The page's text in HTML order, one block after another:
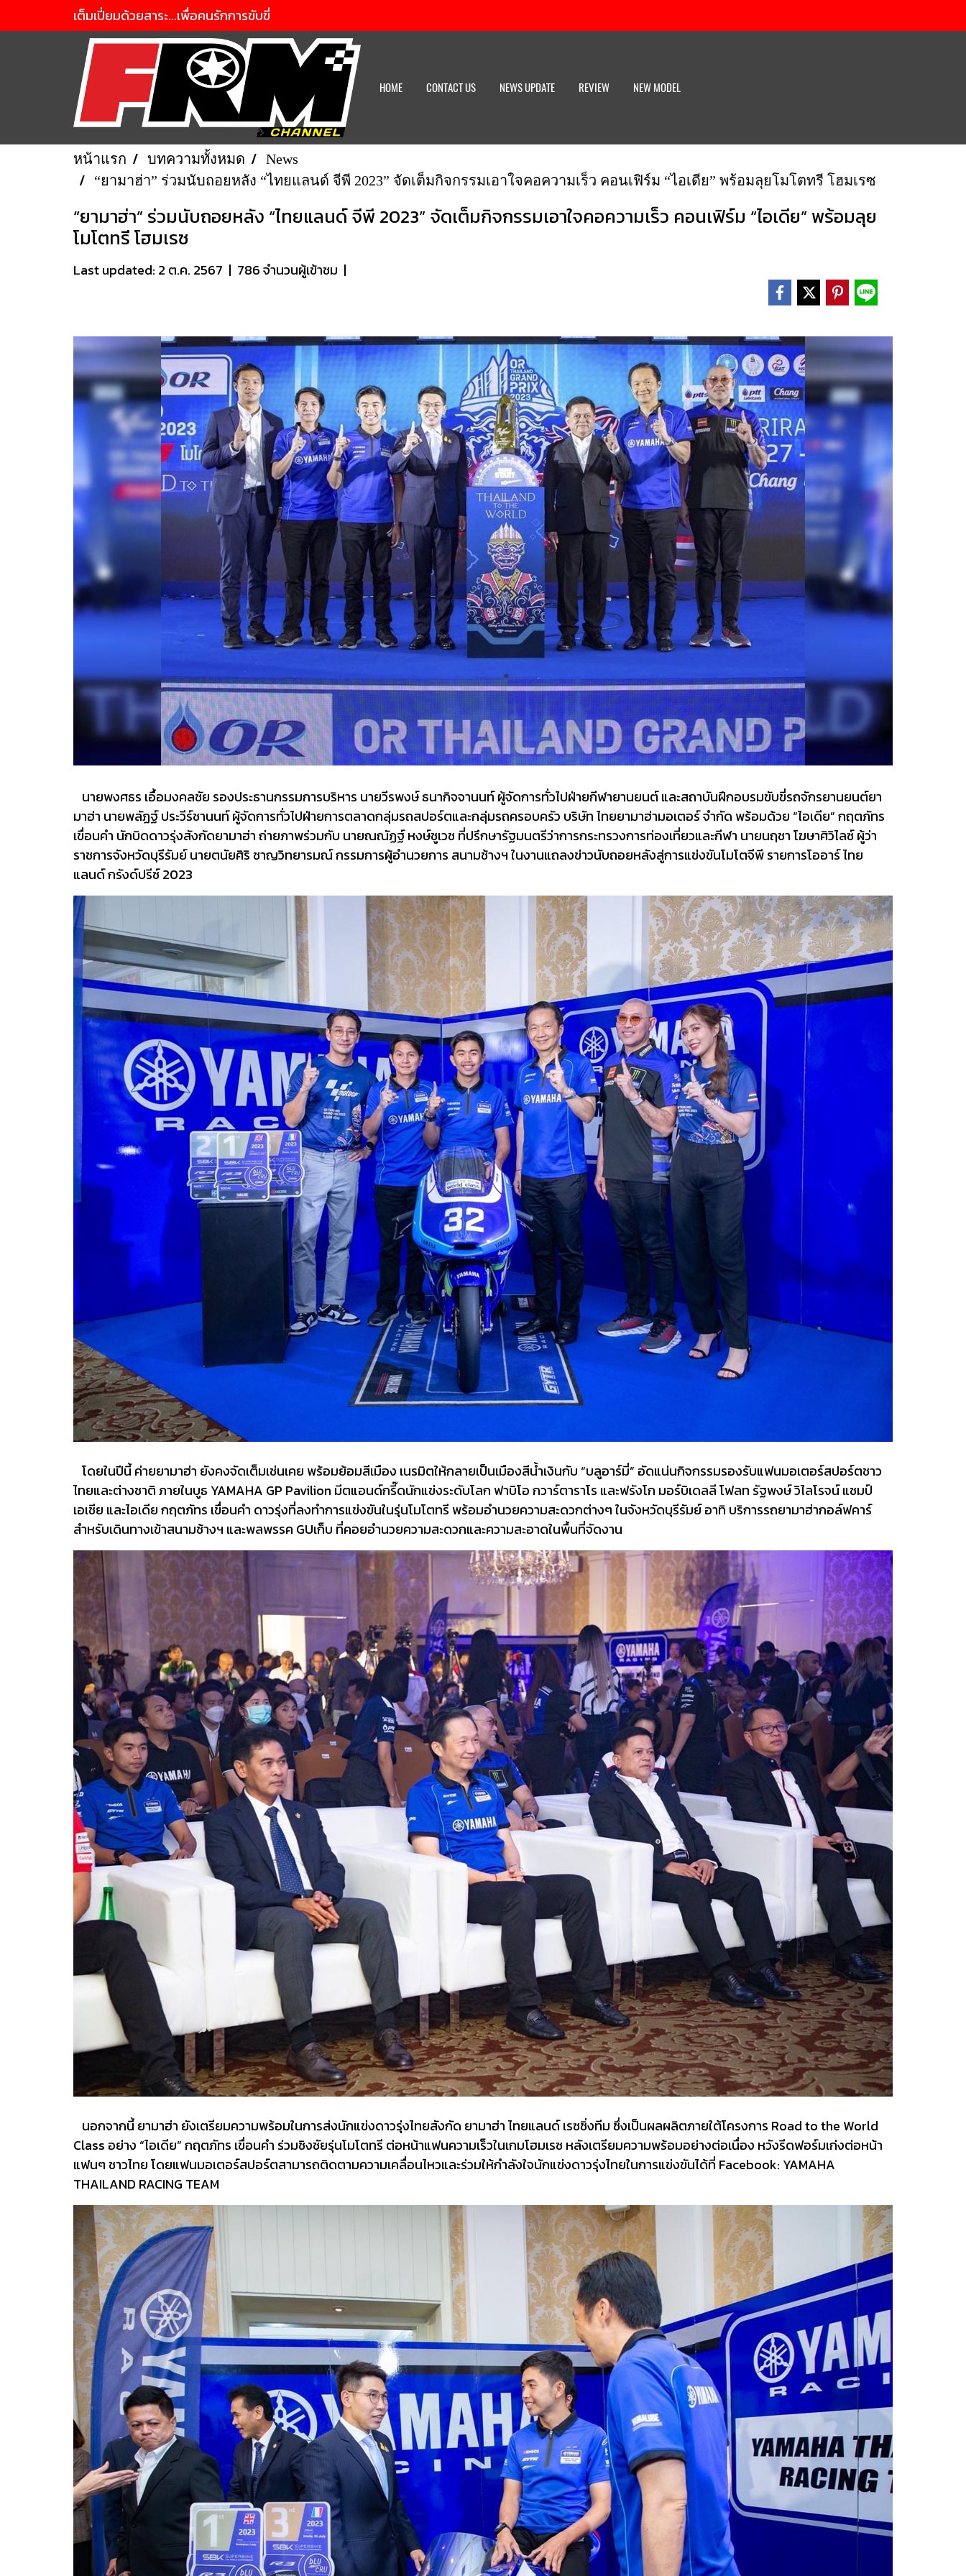
เต็มเปี่ยมด้วยสาระ...เพื่อคนรักการขับขี่
HOME CONTACT US NEWS UPDATE REVIEW NEW MODEL
หน้าแรก บทความทั้งหมด
News
“ยามาฮ่า” ร่วมนับถอยหลัง “ไทยแลนด์ จีพี 2023” จัดเต็มกิจกรรมเอาใจคอความเร็ว คอนเฟิร์ม “ไอเดีย” พร้อมลุยโมโตทรี โฮมเรซ
“ยามาฮ่า” ร่วมนับถอยหลัง “ไทยแลนด์ จีพี 2023” จัดเต็มกิจกรรมเอาใจคอความเร็ว คอนเฟิร์ม “ไอเดีย” พร้อมลุย
โมโตทรี โฮมเรซ
Last updated: 2 ต.ค. 2567 | 786 จำนวนผู้เข้าชม |
นายพงศธร เอื้อมงคลชัย รองประธานกรรมการบริหาร นายวีรพงษ์ ธนากิจจานนท์ ผู้จัดการทั่วไปฝ่ายกีฬายานยนต์ และสถาบันฝึกอบรมขับขี่รถจักรยานยนต์ยา
มาฮ่า นายพลัฏฐ์ ประวีร์ชานนท์ ผู้จัดการทั่วไปฝ่ายการตลาดกลุ่มรถสปอร์ตและกลุ่มรถครอบครัว บริษัท ไทยยามาฮ่ามอเตอร์ จำกัด พร้อมด้วย “ไอเดีย” กฤตภัทร
เขื่อนคำ นักบิดดาวรุ่งสังกัดยามาฮ่า ถ่ายภาพร่วมกับ นายณณัฏฐ์ หงษ์ชูเวช ที่ปรึกษารัฐมนตรีว่าการกระทรวงการท่องเที่ยวและกีฬา นายนฤชา โฆษาศิวิไลซ์ ผู้ว่า
ราชการจังหวัดบุรีรัมย์ นายตนัยศิริ ชาญวิทยารมณ์ กรรมการผู้อำนวยการ สนามช้างฯ ในงานแถลงข่าวนับถอยหลังสู่การแข่งขันโมโตจีพี รายการโออาร์ ไทย
แลนด์ กรังด์ปรีซ์ 2023
โดยในปีนี้ ค่ายยามาฮ่า ยังคงจัดเต็มเช่นเคย พร้อมย้อมสีเมือง เนรมิตให้กลายเป็นเมืองสีน้ำเงินกับ “บลูอาร์มี่” อัดแน่นกิจกรรมรองรับแฟนมอเตอร์สปอร์ตชาว
ไทยและต่างชาติ ภายในบูธ YAMAHA GP Pavilion มีตแอนด์กรี๊ดนักแข่งระดับโลก ฟาบิโอ กวาร์ตาราโร และฟรังโก มอร์บิเดลลี โฟลท รัฐพงษ์ วิไลโรจน์ แชมป์
เอเชีย และไอเดีย กฤตภัทร เขื่อนคำ ดาวรุ่งที่ลงทำการแข่งขันในรุ่นโมโตทรี พร้อมอำนวยความสะดวกต่างๆ ในจังหวัดบุรีรัมย์ อาทิ บริการรถยามาฮ่ากอล์ฟคาร์
สำหรับเดินทางเข้าสนามช้างฯ และพลพรรค GUเก็บ ที่คอยอำนวยความสะดวกและความสะอาดในพื้นที่จัดงาน
นอกจากนี้ ยามาฮ่า ยังเตรียมความพร้อมในการส่งนักแข่งดาวรุ่งไทยสังกัด ยามาฮ่า ไทยแลนด์ เรซซิ่งทีม ซึ่งเป็นผลผลิตภายใต้โครงการ Road to the World
Class อย่าง “ไอเดีย” กฤตภัทร เขื่อนคำ ร่วมชิงชัยรุ่นโมโตทรี ต่อหน้าแฟนความเร็วในเกมโฮมเรซ หลังเตรียมความพร้อมอย่างต่อเนื่อง หวังรีดฟอร์มเก่งต่อหน้า
แฟนๆ ชาวไทย โดยแฟนมอเตอร์สปอร์ตสามารถติดตามความเคลื่อนไหวและร่วมให้กำลังใจนักแข่งดาวรุ่งไทยในการแข่งขันได้ที่ Facebook: YAMAHA
THAILAND RACING TEAM